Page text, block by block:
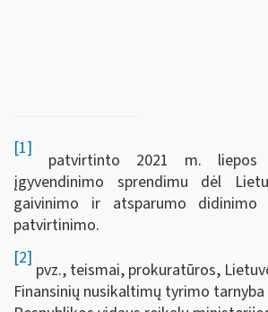
[1]
patvirtinto 2021 m.
įgyvendinimo sprendimu dėl
gaivinimo ir atsparumo didinimo
patvirtinimo.
[2]
pvz., teismai, prokuratūros,
Finansinių nusikaltimų tyrimo